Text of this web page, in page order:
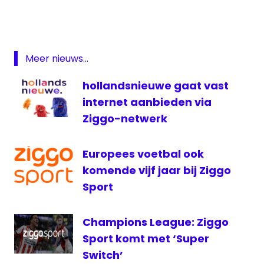
live
Champions
League
Live Ajax
Ajax
televisie
Champions
League
Meer nieuws...
hollandsnieuwe gaat vast
internet aanbieden via
Ziggo-netwerk
Europees voetbal ook
komende vijf jaar bij Ziggo
Sport
Champions League: Ziggo
Sport komt met ‘Super
Switch’